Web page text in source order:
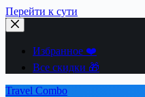
Перейти к сути
Избранное ❤️
Все скидки 🎁
Travel Combo